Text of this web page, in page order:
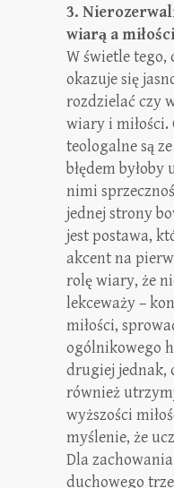
3.
wiarą a
W świetle tego,
okazuje się
rozdzielać czy
wiary i miłości.
teologalne są
błędem
nimi
jednej strony
jest postawa,
akcent na
rolę wiary, że
lekceważy –
miłości,
ogólnikowego
drugiej jednak,
również
wyższości
myślenie, że
Dla
duchowego